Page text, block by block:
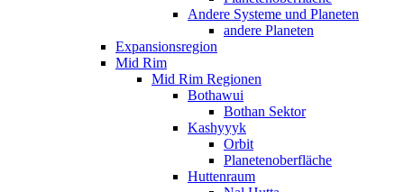
Andere Systeme und Planeten
andere Planeten
Expansionsregion
Mid Rim
Mid Rim Regionen
Bothawui
Bothan Sektor
Kashyyyk
Orbit
Planetenoberfläche
Huttenraum